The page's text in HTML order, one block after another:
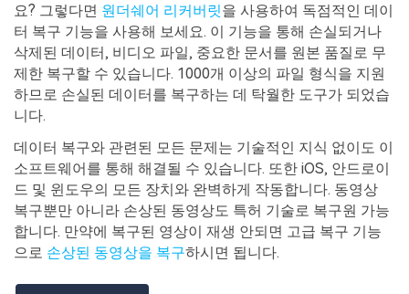
요? 그렇다면 원더쉐어 리커버릿을 사용하여 독점적인 데이
터 복구 기능을 사용해 보세요. 이 기능을 통해 손실되거나
삭제된 데이터, 비디오 파일, 중요한 문서를 원본 품질로 무
제한 복구할 수 있습니다. 1000개 이상의 파일 형식을 지원
하므로 손실된 데이터를 복구하는 데 탁월한 도구가 되었습
니다.
데이터 복구와 관련된 모든 문제는 기술적인 지식 없이도 이
소프트웨어를 통해 해결될 수 있습니다. 또한 iOS, 안드로이
드 및 윈도우의 모든 장치와 완벽하게 작동합니다. 동영상
복구뿐만 아니라 손상된 동영상도 특허 기술로 복구원 가능
합니다. 만약에 복구된 영상이 재생 안되면 고급 복구 기능
으로 손상된 동영상을 복구하시면 됩니다.